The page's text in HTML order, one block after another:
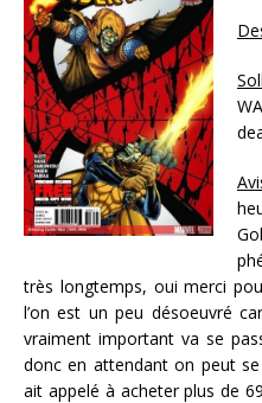
très longtemps, oui merci
l’on est un peu désoeuvré
vraiment important va se
donc en attendant on peut
ait appelé à acheter plus de